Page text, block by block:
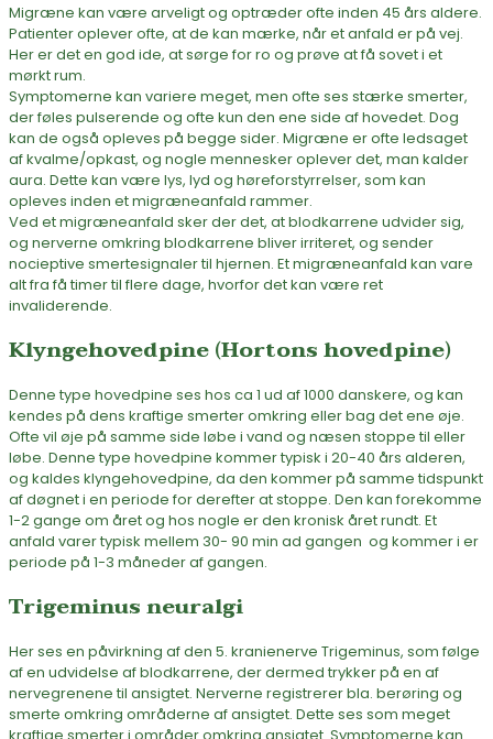
Migræne kan være arveligt og optræder ofte inden 45 års aldere.
Patienter oplever ofte, at de kan mærke, når et anfald er på vej.
Her er det en god ide, at sørge for ro og prøve at få sovet i et
mørkt rum.
Symptomerne kan variere meget, men ofte ses stærke smerter,
der føles pulserende og ofte kun den ene side af hovedet. Dog
kan de også opleves på begge sider. Migræne er ofte ledsaget
af kvalme/opkast, og nogle mennesker oplever det, man kalder
aura. Dette kan være lys, lyd og høreforstyrrelser, som kan
opleves inden et migræneanfald rammer.
Ved et migræneanfald sker der det, at blodkarrene udvider sig,
og nerverne omkring blodkarrene bliver irriteret, og sender
nocieptive smertesignaler til hjernen. Et migræneanfald kan vare
alt fra få timer til flere dage, hvorfor det kan være ret
invaliderende.
Klyngehovedpine (Hortons hovedpine)
Denne type hovedpine ses hos ca 1 ud af 1000 danskere, og kan
kendes på dens kraftige smerter omkring eller bag det ene øje.
Ofte vil øje på samme side løbe i vand og næsen stoppe til eller
løbe. Denne type hovedpine kommer typisk i 20-40 års alderen,
og kaldes klyngehovedpine, da den kommer på samme tidspunkt
af døgnet i en periode for derefter at stoppe. Den kan forekomme
1-2 gange om året og hos nogle er den kronisk året rundt. Et
anfald varer typisk mellem 30- 90 min ad gangen og kommer i er
periode på 1-3 måneder af gangen.
Trigeminus neuralgi
Her ses en påvirkning af den 5. kranienerve Trigeminus, som følge
af en udvidelse af blodkarrene, der dermed trykker på en af
nervegrenene til ansigtet. Nerverne registrerer bla. berøring og
smerte omkring områderne af ansigtet. Dette ses som meget